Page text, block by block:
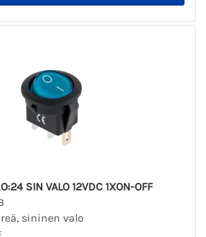
SIN VALO 12VDC 1XON-OFF
sininen valo